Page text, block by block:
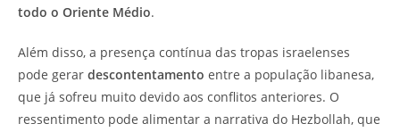
todo o Oriente Médio.
Além disso, a presença contínua das tropas israelenses
pode gerar descontentamento entre a população libanesa,
que já sofreu muito devido aos conflitos anteriores. O
ressentimento pode alimentar a narrativa do Hezbollah, que